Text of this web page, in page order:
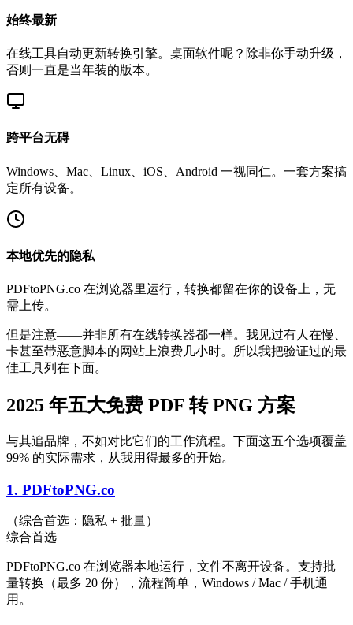
始终最新
在线工具自动更新转换引擎。桌面软件呢？除非你手动升级，
否则一直是当年装的版本。
跨平台无碍
Windows、Mac、Linux、iOS、Android 一视同仁。一套方案搞
定所有设备。
本地优先的隐私
PDFtoPNG.co 在浏览器里运行，转换都留在你的设备上，无
需上传。
但是注意——并非所有在线转换器都一样。我见过有人在慢、
卡甚至带恶意脚本的网站上浪费几小时。所以我把验证过的最
佳工具列在下面。
2025 年五大免费 PDF 转 PNG 方案
与其追品牌，不如对比它们的工作流程。下面这五个选项覆盖
99% 的实际需求，从我用得最多的开始。
1. PDFtoPNG.co
（综合首选：隐私 + 批量）
综合首选
PDFtoPNG.co 在浏览器本地运行，文件不离开设备。支持批
量转换（最多 20 份），流程简单，Windows / Mac / 手机通
用。